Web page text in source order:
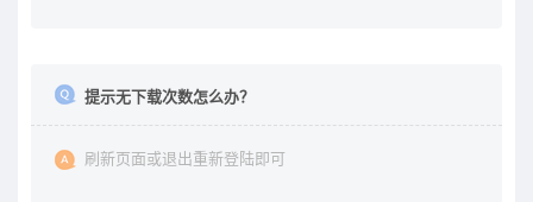
提示无下载次数怎么办？
刷新页面或退出重新登陆即可